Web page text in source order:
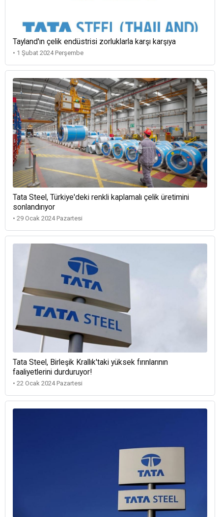
Tayland'ın çelik endüstrisi zorluklarla karşı karşıya
• 1 Şubat 2024 Perşembe
Tata Steel, Türkiye'deki renkli kaplamalı çelik üretimini
sonlandırıyor
• 29 Ocak 2024 Pazartesi
Tata Steel, Birleşik Krallık'taki yüksek fırınlarının
faaliyetlerini durduruyor!
• 22 Ocak 2024 Pazartesi